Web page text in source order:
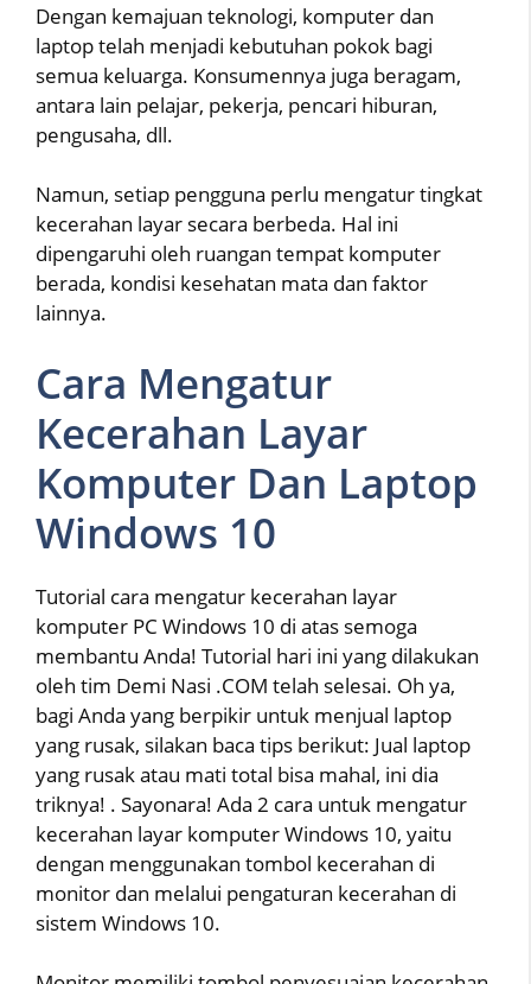
Dengan kemajuan teknologi, komputer dan
laptop telah menjadi kebutuhan pokok bagi
semua keluarga. Konsumennya juga beragam,
antara lain pelajar, pekerja, pencari hiburan,
pengusaha, dll.
Namun, setiap pengguna perlu mengatur tingkat
kecerahan layar secara berbeda. Hal ini
dipengaruhi oleh ruangan tempat komputer
berada, kondisi kesehatan mata dan faktor
lainnya.
Cara Mengatur
Kecerahan Layar
Komputer Dan Laptop
Windows 10
Tutorial cara mengatur kecerahan layar
komputer PC Windows 10 di atas semoga
membantu Anda! Tutorial hari ini yang dilakukan
oleh tim Demi Nasi .COM telah selesai. Oh ya,
bagi Anda yang berpikir untuk menjual laptop
yang rusak, silakan baca tips berikut: Jual laptop
yang rusak atau mati total bisa mahal, ini dia
triknya! . Sayonara! Ada 2 cara untuk mengatur
kecerahan layar komputer Windows 10, yaitu
dengan menggunakan tombol kecerahan di
monitor dan melalui pengaturan kecerahan di
sistem Windows 10.